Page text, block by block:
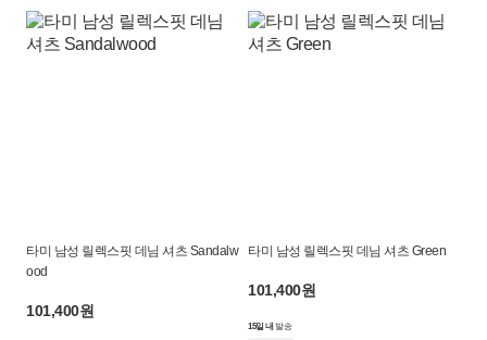
타미 남성 릴렉스핏 데님 셔츠 Sandalw
ood
101,400원
타미 남성 릴렉스핏 데님 셔츠 Green
101,400원
15일 내 발송